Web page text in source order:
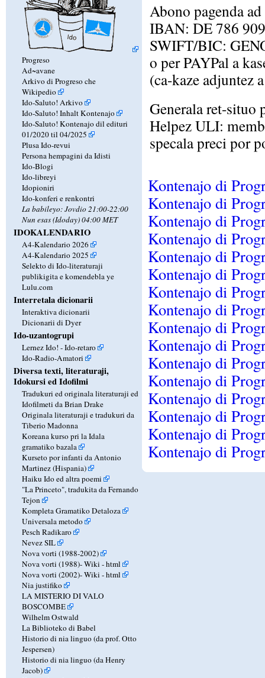
Progreso
Ad~avane
Arkivo di Progreso che
Wikipedio
Ido-Saluto! Arkivo
Ido-Saluto! Inhalt Kontenajo
Ido-Saluto! Kontenajo dil edituri
01/2020 til 04/2025
Plusa Ido-revui
Persona hempagini da Idisti
Ido-Blogi
Ido-libreyi
Idopioniri
Ido-konferi e renkontri
La babileyo: Jovdio 21:00-22:00
Nun esas (Idoday) 04:00 MET
IDOKALENDARIO
A4-Kalendario 2026
A4-Kalendario 2025
Selekto di Ido-literaturaji
publikigita e komendebla ye
Lulu.com
Interretala dicionarii
Interaktiva dicionarii
Dicionarii di Dyer
Ido-uzantogrupi
Lernez Ido! - Ido-retaro
Ido-Radio-Amatori
Diversa texti, literaturaji,
Idokursi ed Idofilmi
Tradukuri ed originala literaturaji ed
Idofilmeti da Brian Drake
Originala literaturaji e tradukuri da
Tiberio Madonna
Koreana kurso pri la Idala
gramatiko bazala
Kurseto por infanti da Antonio
Martinez (Hispania)
Haiku Ido ed altra poemi
"La Princeto", tradukita da Fernando
Tejon
Kompleta Gramatiko Detaloza
Universala metodo
Pesch Radikaro
Nevez SIL
Nova vorti (1988-2002)
Nova vorti (1988)-Wiki -html
Nova vorti (2002)-Wiki -html
Nia justifiko
LA MISTERIO DI VALO
BOSCOMBE
Wilhelm Ostwald
La Biblioteko di Babel
Historio di nia linguo (da prof. Otto
Jespersen)
Historio di nia linguo (da Henry
Jacob)
Abono pagenda
IBAN: DE 786
SWIFT/BIC:
o per PAYPal a
(ca-kaze adjuntez
Generala ret-
Helpez ULI:
specala preci por
Kontenajo di
Kontenajo di
Kontenajo di
Kontenajo di
Kontenajo di
Kontenajo di
Kontenajo di
Kontenajo di
Kontenajo di
Kontenajo di
Kontenajo di
Kontenajo di
Kontenajo di
Kontenajo di
Kontenajo di
Kontenajo di